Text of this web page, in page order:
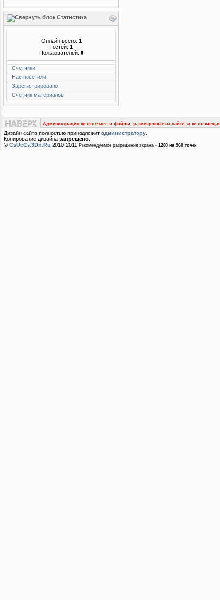
Статистика
Онлайн всего: 1
Гостей: 1
Пользователей: 0
Счетчики
Нас посетили
Зарегистрировано
Счетчик материалов
Администрация не отвечает за файлы, размещенные на сайте, и не
Дизайн сайта полностью принадлежит администратору
Копирование дизайна запрещено
© CsUcCs.3Dn.Ru 2010-2011 Рекомендуемое разрешение экрана - 1280 на 960 точек